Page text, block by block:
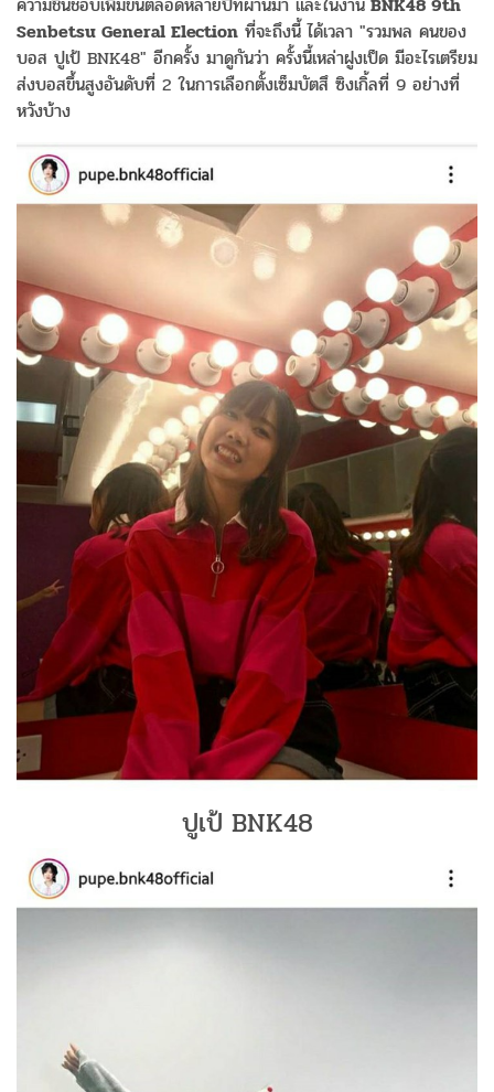
Senbetsu General Election ที่จะถึงนี้ ได้เวลา "รวมพล คนของ
บอส ปูเป้ BNK48" อีกครั้ง มาดูกันว่า ครั้งนี้เหล่าฝูงเป็ด มีอะไรเตรียม
ส่งบอสขึ้นสูงอันดับที่ 2 ในการเลือกตั้งเซ็มบัตสึ ซิงเกิ้ลที่ 9 อย่างที่
หวังบ้าง
ปูเป้ BNK48